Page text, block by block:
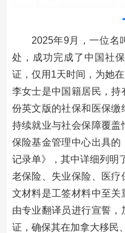
2025年9月，一位名
处，成功完成了中国社
证，仅用1天时间，为她
李女士是中国籍居民，持
份英文版的社保和医保缴
持续就业与社会保障覆盖
保险基金管理中心出具的
记录单》，其中详细列明
老保险、失业保险、医疗
文材料是工签材料中至
由专业翻译员进行宣誓
证，确保其在加拿大移民